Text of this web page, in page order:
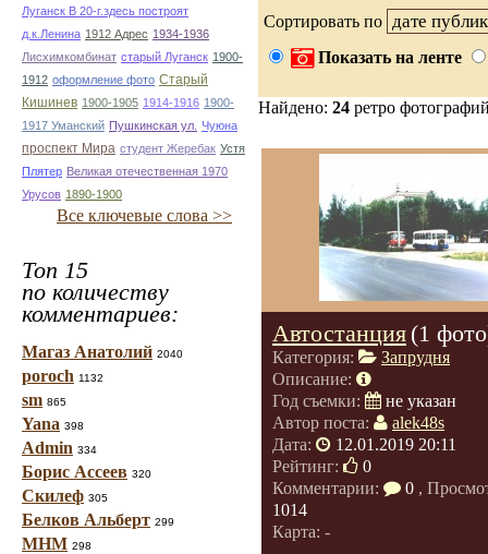
Луганск В 20-г.здесь построят
д.к.Ленина 1912 Адрес 1934-1936
Лисхимкомбинат старый Луганск 1900-
1912 оформление фото Старый
Кишинев 1900-1905 1914-1916 1900-
1917 Уманский Пушкинская ул. Чуюна
проспект Мира студент Жеребак Устя
Плятер Великая отечественная 1970
Урусов 1890-1900
Все ключевые слова >>
Топ 15
по количеству
комментариев:
Магаз Анатолий 2040
poroch 1132
sm 865
Yana 398
Admin 334
Борис Ассеев 320
Скилеф 305
Белков Альберт 299
МНМ 298
Сортировать по
Показать на ленте
Найдено: 24 ретро
Автостанция (1
Категория:
Запрудня
Описание:
Год съемки:
не указан
Автор поста:
alek48s
Дата:
12.01.2019 20:11
Рейтинг:
0
Комментарии:
0 ,
1014
Карта: -